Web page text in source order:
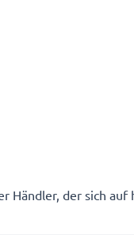
Händler, der sich